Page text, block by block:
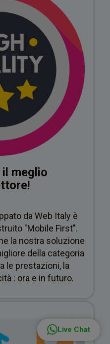
meglio
da Web Italy è
"Mobile First".
la nostra soluzione
della categoria
le prestazioni, la
: ora e in futuro.
Live Chat